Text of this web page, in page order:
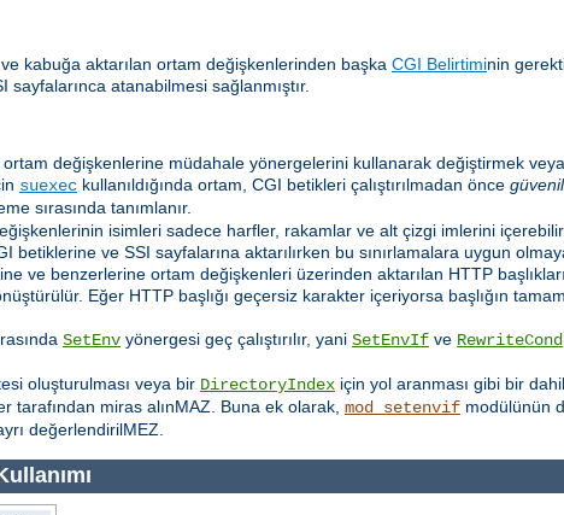
kabuğa aktarılan ortam değişkenlerinden başka CGI Belirtiminin
atanabilmesi sağlanmıştır.
değişkenlerine müdahale yönergelerini kullanarak değiştirmek
suexec kullanıldığında ortam, CGI betikleri çalıştırılmadan önce
sırasında tanımlanır.
isimleri sadece harfler, rakamlar ve alt çizgi imlerini
betiklerine ve SSI sayfalarına aktarılırken bu sınırlamalara uygun
ve benzerlerine ortam değişkenleri üzerinden aktarılan HTTP
Eğer HTTP başlığı geçersiz karakter içeriyorsa başlığın
SetEnv yönergesi geç çalıştırılır, yani SetEnvIf ve RewriteCond
oluşturulması veya bir DirectoryIndex için yol aranması gibi bir
tarafından miras alınMAZ. Buna ek olarak, mod_setenvif modülünün
değerlendirilMEZ.